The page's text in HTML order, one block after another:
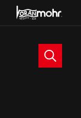
Suche